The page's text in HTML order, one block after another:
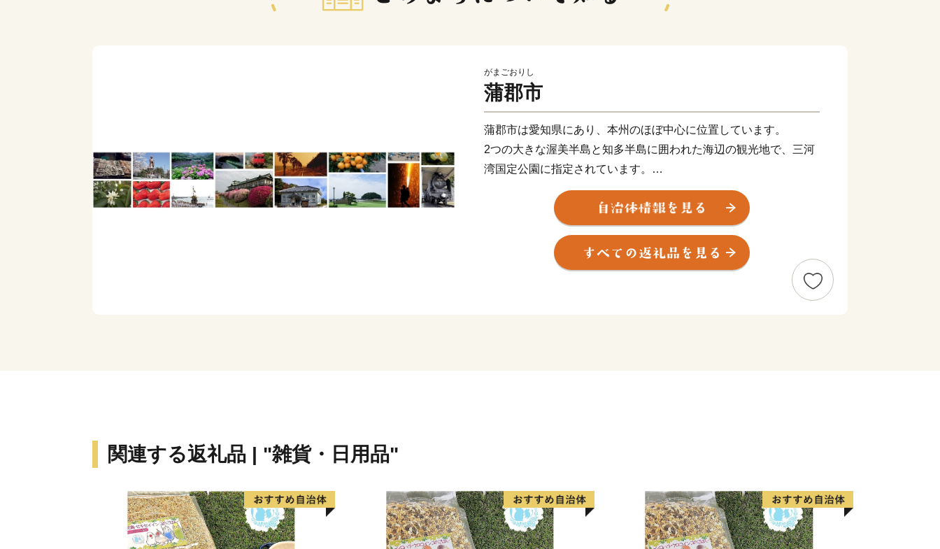
がまごおりし
蒲郡市
蒲郡市は愛知県にあり、本州のほぼ中心に位置しています。
2つの大きな渥美半島と知多半島に囲われた海辺の観光地で、三河
湾国定公園に指定されています。
約47kmの海岸線沿いに4つの温泉地を持ち、市内には日本の文化を
感じさせる神社や仏閣の多い、美しい土地です。
海から山にかけ変化に富んだ景勝は、万葉の歌人や近代の作家にも
愛され、数多くの文人が好んで訪れました。
関連する返礼品 | "雑貨・日用品"